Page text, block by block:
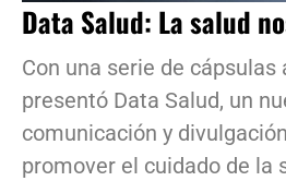
Data Salud: La salud
Con una serie de cápsulas
presentó Data Salud, un
comunicación y
promover el cuidado de la